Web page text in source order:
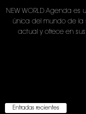
NEW WORLD Agenda
única del mundo de la
actual y ofrece en
Entradas recientes